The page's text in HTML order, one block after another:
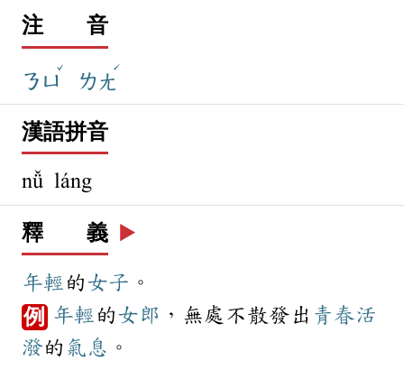
注 音
ㄋㄩ
ˇ
ㄌㄤ
ˊ
漢語拼音
nǚ láng
釋 義 ▶️
年輕 的女子 。
例 年輕 的女郎 ，無處不散發出 青春活
潑的 氣息 。